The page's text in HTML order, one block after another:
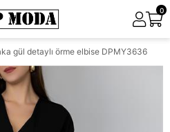
0
gül detaylı örme elbise DPMY3636